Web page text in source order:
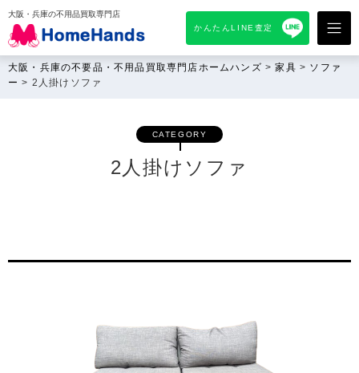
大阪・兵庫の不用品買取専門店
かんたんLINE査定
大阪・兵庫の不要品・不用品買取専門店ホームハンズ >家具 > ソファ
ー > 2人掛けソファ
CATEGORY
2人掛けソファ